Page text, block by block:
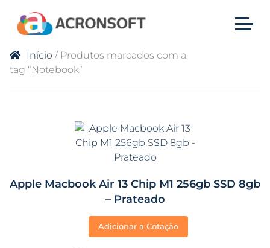
Início / Produtos marcados com a
tag “Notebook”
Apple Macbook Air 13 Chip M1 256gb SSD 8gb
– Prateado
Adicionar a Cotação